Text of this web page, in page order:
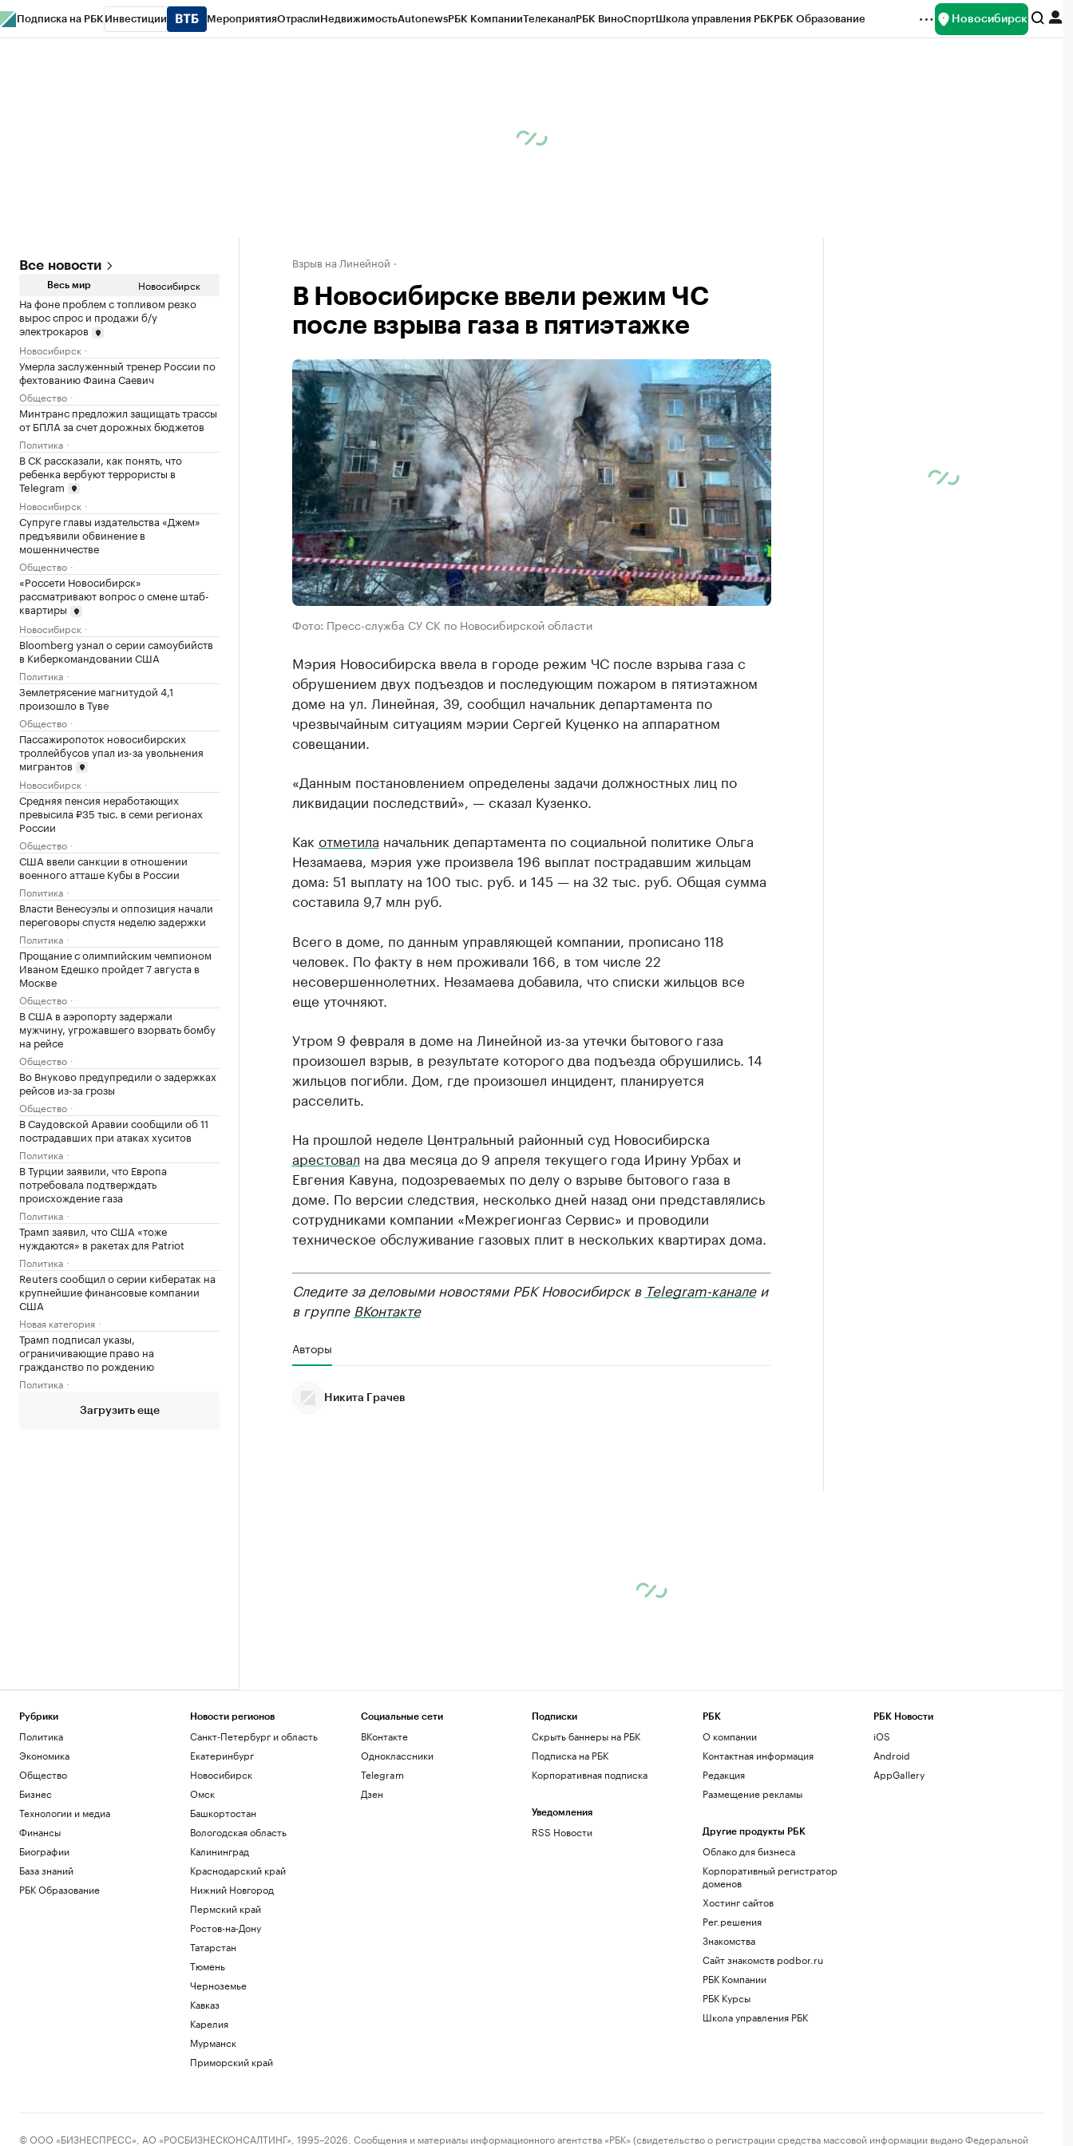
Подписка на РБК Инвестиции МероприятияОтраслиНедвижимостьAutonewsРБК КомпанииТелеканалРБК ВиноСпортШкола управления РБКРБК Образование Новосибирск
Все новости
Весь мир Новосибирск
На фоне проблем с топливом резко
вырос спрос и продажи б/у
электрокаров
Новосибирск
Умерла заслуженный тренер России по
фехтованию Фаина Саевич
Общество
Минтранс предложил защищать трассы
от БПЛА за счет дорожных бюджетов
Политика
В СК рассказали, как понять, что
ребенка вербуют террористы в
Telegram
Новосибирск
Супруге главы издательства «Джем»
предъявили обвинение в
мошенничестве
Общество
«Россети Новосибирск»
рассматривают вопрос о смене штаб-
квартиры
Новосибирск
Bloomberg узнал о серии самоубийств
в Киберкомандовании США
Политика
Землетрясение магнитудой 4,1
произошло в Туве
Общество
Пассажиропоток новосибирских
троллейбусов упал из-за увольнения
мигрантов
Новосибирск
Средняя пенсия неработающих
превысила ₽35 тыс. в семи регионах
России
Общество
США ввели санкции в отношении
военного атташе Кубы в России
Политика
Власти Венесуэлы и оппозиция начали
переговоры спустя неделю задержки
Политика
Прощание с олимпийским чемпионом
Иваном Едешко пройдет 7 августа в
Москве
Общество
В США в аэропорту задержали
мужчину, угрожавшего взорвать бомбу
на рейсе
Общество
Во Внуково предупредили о задержках
рейсов из-за грозы
Общество
В Саудовской Аравии сообщили об 11
пострадавших при атаках хуситов
Политика
В Турции заявили, что Европа
потребовала подтверждать
происхождение газа
Политика
Трамп заявил, что США «тоже
нуждаются» в ракетах для Patriot
Политика
Reuters сообщил о серии кибератак на
крупнейшие финансовые компании
США
Новая категория
Трамп подписал указы,
ограничивающие право на
гражданство по рождению
Политика
Загрузить еще
Взрыв на Линейной
В Новосибирске ввели режим ЧС
после взрыва газа в пятиэтажке
Фото: Пресс-служба СУ СК по Новосибирской области
Мэрия Новосибирска ввела в городе режим ЧС после взрыва газа с
обрушением двух подъездов и последующим пожаром в пятиэтажном
доме на ул. Линейная, 39, сообщил начальник департамента по
чрезвычайным ситуациям мэрии Сергей Куценко на аппаратном
совещании.
«Данным постановлением определены задачи должностных лиц по
ликвидации последствий», — сказал Кузенко.
Как отметила начальник департамента по социальной политике Ольга
Незамаева, мэрия уже произвела 196 выплат пострадавшим жильцам
дома: 51 выплату на 100 тыс. руб. и 145 — на 32 тыс. руб. Общая сумма
составила 9,7 млн руб.
Всего в доме, по данным управляющей компании, прописано 118
человек. По факту в нем проживали 166, в том числе 22
несовершеннолетних. Незамаева добавила, что списки жильцов все
еще уточняют.
Утром 9 февраля в доме на Линейной из-за утечки бытового газа
произошел взрыв, в результате которого два подъезда обрушились. 14
жильцов погибли. Дом, где произошел инцидент, планируется
расселить.
На прошлой неделе Центральный районный суд Новосибирска
арестовал на два месяца до 9 апреля текущего года Ирину Урбах и
Евгения Кавуна, подозреваемых по делу о взрыве бытового газа в
доме. По версии следствия, несколько дней назад они представлялись
сотрудниками компании «Межрегионгаз Сервис» и проводили
техническое обслуживание газовых плит в нескольких квартирах дома.
Следите за деловыми новостями РБК Новосибирск в Telegram-каналеи
в группе ВКонтакте
Авторы
Никита Грачев
Рубрики
Политика
Экономика
Общество
Бизнес
Технологии и медиа
Финансы
Биографии
База знаний
РБК Образование
Новости регионов
Санкт-Петербург и область
Екатеринбург
Новосибирск
Омск
Башкортостан
Вологодская область
Калининград
Краснодарский край
Нижний Новгород
Пермский край
Ростов-на-Дону
Татарстан
Тюмень
Черноземье
Кавказ
Карелия
Мурманск
Приморский край
Социальные сети
ВКонтакте
Одноклассники
Telegram
Дзен
Подписки
Скрыть баннеры на РБК
Подписка на РБК
Корпоративная подписка
Уведомления
RSS Новости
РБК
О компании
Контактная информация
Редакция
Размещение рекламы
Другие продукты РБК
Облако для бизнеса
Корпоративный регистратор
доменов
Хостинг сайтов
Рег.решения
Знакомства
Сайт знакомств podbor.ru
РБК Компании
РБК Курсы
Школа управления РБК
РБК Новости
iOS
Android
AppGallery
© ООО «БИЗНЕСПРЕСС», АО «РОСБИЗНЕСКОНСАЛТИНГ», 1995–2026. Сообщения и материалы информационного агентства «РБК» (свидетельство о регистрации средства массовой информации выдано Федеральной